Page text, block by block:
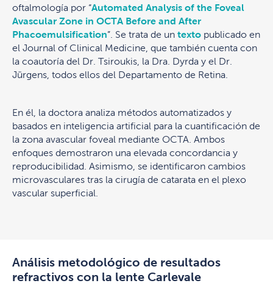
oftalmología por “Automated Analysis of the Foveal
Avascular Zone in OCTA Before and After
Phacoemulsification”. Se trata de un texto publicado en
el Journal of Clinical Medicine, que también cuenta con
la coautoría del Dr. Tsiroukis, la Dra. Dyrda y el Dr.
Jürgens, todos ellos del Departamento de Retina.
En él, la doctora analiza métodos automatizados y
basados en inteligencia artificial para la cuantificación de
la zona avascular foveal mediante OCTA. Ambos
enfoques demostraron una elevada concordancia y
reproducibilidad. Asimismo, se identificaron cambios
microvasculares tras la cirugía de catarata en el plexo
vascular superficial.
Análisis metodológico de resultados
refractivos con la lente Carlevale